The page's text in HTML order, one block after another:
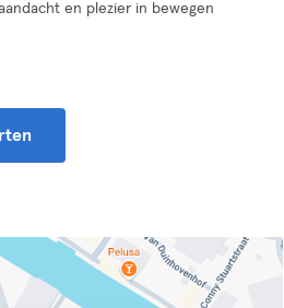
en plezier in bewegen